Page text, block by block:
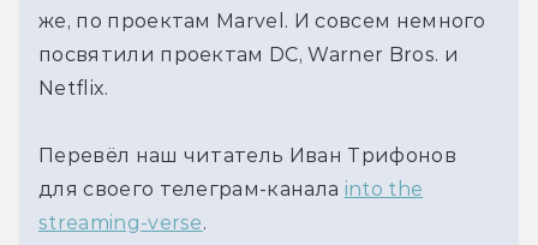
же, по проектам Marvel. И совсем немного
посвятили проектам DC, Warner Bros. и
Netflix.
Перевёл наш читатель Иван Трифонов
для своего телеграм-канала into the
streaming-verse.